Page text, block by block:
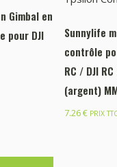
Gimbal en
pour DJI
Sunnylife
contrôle
RC / DJI
(argent)
7.26€ PRIX